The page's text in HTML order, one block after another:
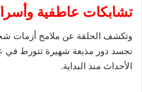
تشابكات عاطفية
وتكشف الحلقة عن ملامح أزمات
تجسد دور مذيعة شهيرة تتورط في
الأحداث منذ البداية.